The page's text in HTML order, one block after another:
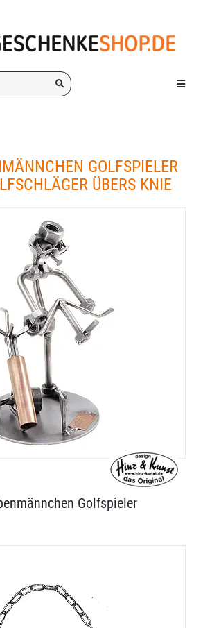
Menü
GOLFSPIELER
ÜBERS KNIE
Golfspieler